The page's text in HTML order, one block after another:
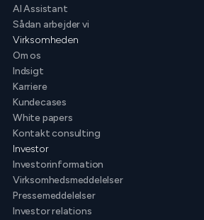
AI Assistant
Sådan arbejder vi
Virksomheden
Om os
Indsigt
Karriere
Kundecases
White papers
Kontakt consulting
Investor
Investorinformation
Virksomhedsmeddelelser
Pressemeddelelser
Investor relations